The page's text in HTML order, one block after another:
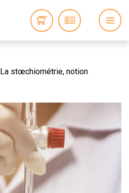
La stœchiométrie, notion